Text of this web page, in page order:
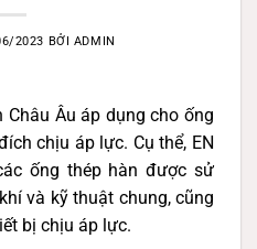
2023 BỞI ADMIN
Châu Âu áp dụng cho ống
chịu áp lực. Cụ thể, EN
ống thép hàn được sử
và kỹ thuật chung, cũng
bị chịu áp lực.